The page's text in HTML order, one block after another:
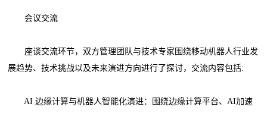
会议交流
座谈交流环节，双方管理团队与技术专家围绕移动机器人行业发
展趋势、技术挑战以及未来演进方向进行了探讨，交流内容包括:
AI 边缘计算与机器人智能化演进：围绕边缘计算平台、AI加速